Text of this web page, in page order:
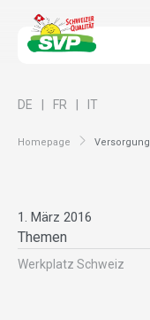
Homepage
DE FR IT
1. März 2016
Themen
Werkplatz Schweiz